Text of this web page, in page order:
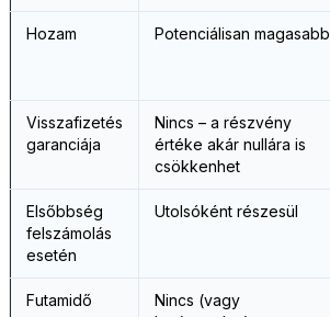
Hozam Potenciálisan magasabb
Visszafizetés
garanciája
Nincs – a részvény
értéke akár nullára is
csökkenhet
Elsőbbség
felszámolás
esetén
Utolsóként részesül
Futamidő
Nincs (vagy